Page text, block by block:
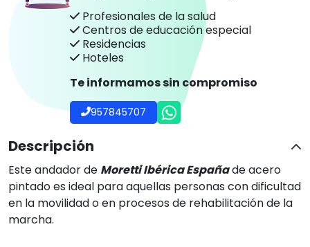
Profesionales de la salud
Centros de educación especial
Residencias
Hoteles
Te informamos sin compromiso
957845707
Descripción
Este andador de Moretti Ibérica Españade acero
pintado es ideal para aquellas personas con dificultad
en la movilidad o en procesos de rehabilitación de la
marcha.